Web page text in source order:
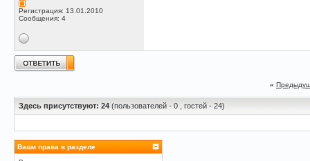
Регистрация: 13.01.2010
Сообщения: 4
«
Здесь присутствуют: 24 (пользователей - 0 , гостей - 24)
Ваши права в разделе